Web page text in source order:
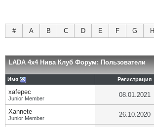
# A B C D E F G H
LADA 4x4 Нива Клуб Форум: Пользователи
Имя Регистрация
xafepec
Junior Member 08.01.2021
Xannete
Junior Member 26.10.2020